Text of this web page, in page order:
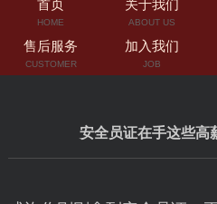
首页
HOME
关于我们
ABOUT US
售后服务
CUSTOMER
加入我们
JOB
安全员证在手这些高